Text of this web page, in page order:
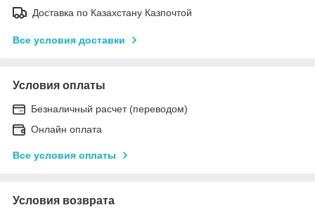
Доставка по Казахстану Казпочтой
Все условия доставки
Условия оплаты
Безналичный расчет (переводом)
Онлайн оплата
Все условия оплаты
Условия возврата